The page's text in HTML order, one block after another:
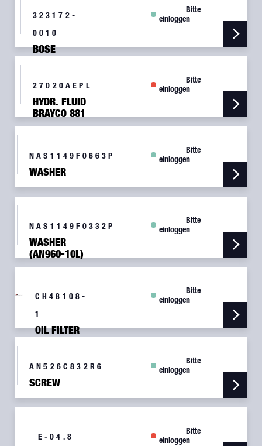
323172-
0010
BOSE
Bitte
einloggen
27020AEPL
HYDR. FLUID
BRAYCO 881
5GL
Bitte
einloggen
NAS1149F0663P
WASHER
Bitte
einloggen
NAS1149F0332P
WASHER
(AN960-10L)
Bitte
einloggen
CH48108-
1
OIL FILTER
Bitte
einloggen
AN526C832R6
SCREW
Bitte
einloggen
E-04.8
Bitte
einloggen